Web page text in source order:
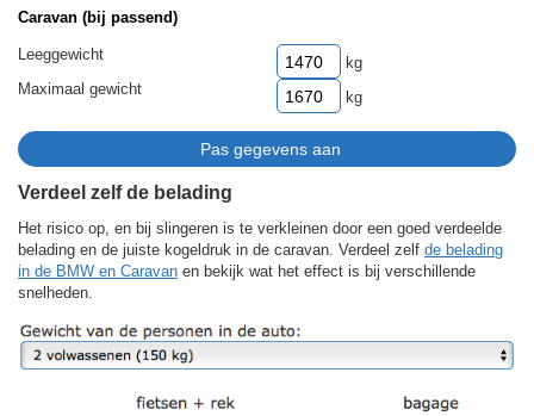
Caravan (bij passend)
Leeggewicht
kg
Maximaal gewicht
kg
Verdeel zelf de belading
Het risico op, en bij slingeren is te verkleinen door een goed verdeelde
belading en de juiste kogeldruk in de caravan. Verdeel zelf de belading
in de BMW en Caravan en bekijk wat het effect is bij verschillende
snelheden.